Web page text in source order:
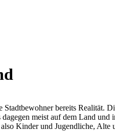
bereits Realität.
meist auf dem Land
Kinder und Jugendliche,